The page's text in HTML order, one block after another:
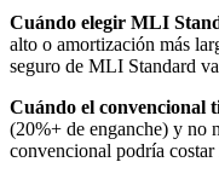
Cuándo elegir MLI
alto o amortización más
seguro de MLI Standard
Cuándo el convencional
(20%+ de enganche) y no
convencional podría costar